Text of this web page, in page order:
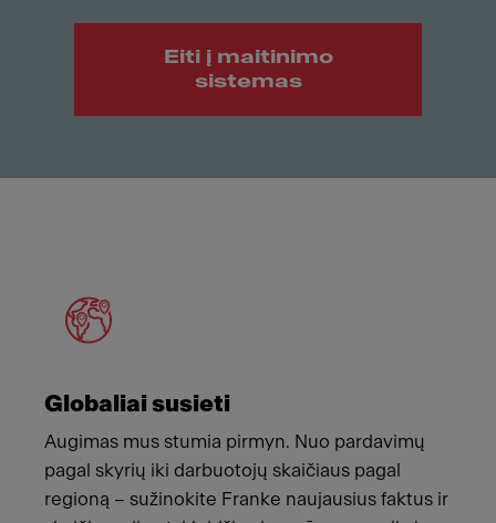
Eiti į maitinimo
sistemas
Globaliai susieti
Augimas mus stumia pirmyn. Nuo pardavimų
pagal skyrių iki darbuotojų skaičiaus pagal
regioną – sužinokite Franke naujausius faktus ir